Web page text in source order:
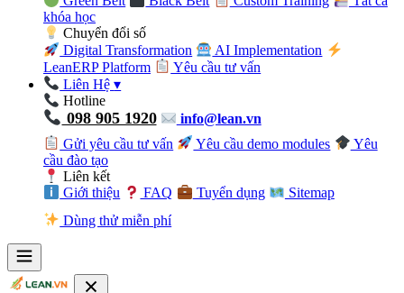
khóa học
Chuyển đổi số
Digital Transformation
AI Implementation
LeanERP Platform
Yêu cầu tư vấn
Liên Hệ▾
Hotline
098 905 1920
info@lean.vn
Gửi yêu cầu tư vấn
Yêu cầu demo modules
Yêu
cầu đào tạo
Liên kết
Giới thiệu
FAQ Tuyển dụng
Sitemap
Dùng thử miễn phí